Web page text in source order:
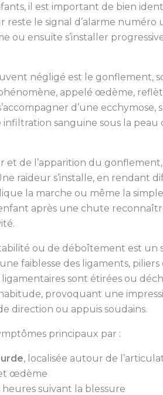
il est important de bien
reste le signal d’alarme numéro
ou ensuite s’installer
négligé est le gonflement,
appelé œdème,
d’une
infiltration sanguine sous la
et de l’apparition du
raideur s’installe, en rendant
la marche ou même la
après une chute
ou de déboîtement est
faiblesse des ligaments,
sont étirées ou
provoquant une
direction ou appuis soudains.
principaux par :
, localisée autour de
œdème
heures suivant la blessure